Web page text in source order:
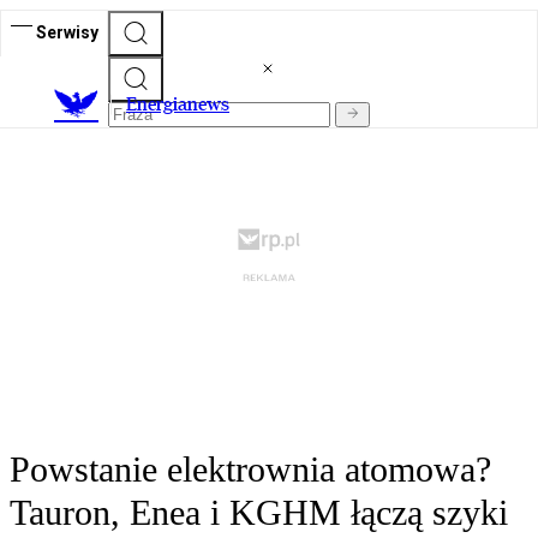
Serwisy
Energianews
Powstanie elektrownia atomowa?
Tauron, Enea i KGHM łączą szyki